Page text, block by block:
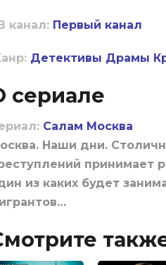
канал: Первый канал
Детективы Драмы
сериале
Салам Москва
Наши дни.
принимает
из каких будет